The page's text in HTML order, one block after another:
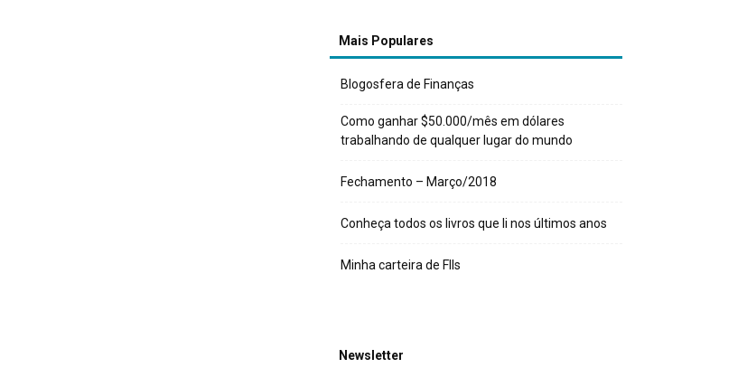
Mais Populares
Blogosfera de Finanças
Como ganhar $50.000/mês em dólares
trabalhando de qualquer lugar do mundo
Fechamento – Março/2018
Conheça todos os livros que li nos últimos anos
Minha carteira de FIIs
Newsletter